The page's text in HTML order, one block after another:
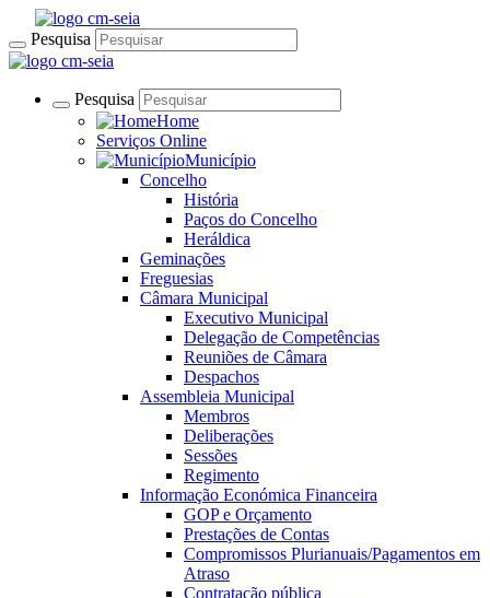
Pesquisa
Pesquisa
Home
Serviços Online
Município
Concelho
História
Paços do Concelho
Heráldica
Geminações
Freguesias
Câmara Municipal
Executivo Municipal
Delegação de Competências
Reuniões de Câmara
Despachos
Assembleia Municipal
Membros
Deliberações
Sessões
Regimento
Informação Económica Financeira
GOP e Orçamento
Prestações de Contas
Compromissos Plurianuais/Pagamentos em
Atraso
Contratação pública